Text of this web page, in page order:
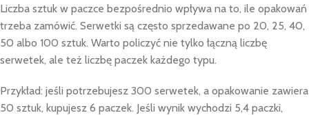
Liczba sztuk w paczce bezpośrednio wpływa na to, ile opakowań
trzeba zamówić. Serwetki są często sprzedawane po 20, 25, 40,
50 albo 100 sztuk. Warto policzyć nie tylko łączną liczbę
serwetek, ale też liczbę paczek każdego typu.
Przykład: jeśli potrzebujesz 300 serwetek, a opakowanie zawiera
50 sztuk, kupujesz 6 paczek. Jeśli wynik wychodzi 5,4 paczki,